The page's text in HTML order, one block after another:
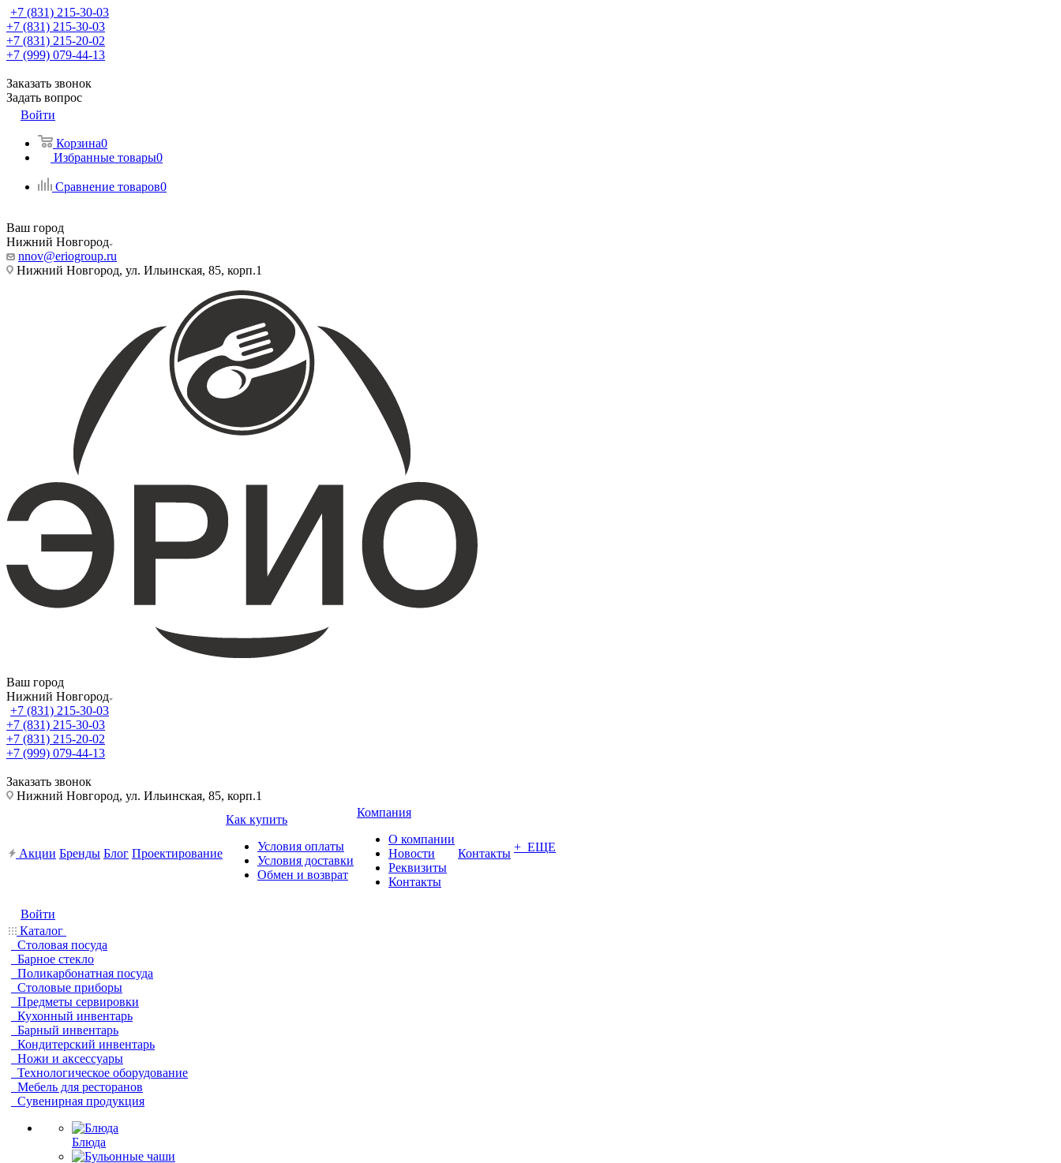
+7 (831) 215-30-03
+7 (831) 215-30-03
+7 (831) 215-20-02
+7 (999) 079-44-13
Заказать звонок
Задать вопрос
Войти
Корзина0
Избранные товары0
Сравнение товаров0
Ваш город
Нижний Новгород
nnov@eriogroup.ru
Нижний Новгород, ул. Ильинская, 85, корп.1
Ваш город
Нижний Новгород
+7 (831) 215-30-03
+7 (831) 215-30-03
+7 (831) 215-20-02
+7 (999) 079-44-13
Заказать звонок
Нижний Новгород, ул. Ильинская, 85, корп.1
Акции Бренды Блог Проектирование
Как купить
Условия оплаты
Условия доставки
Обмен и возврат
Компания
О компании
Новости
Реквизиты
Контакты
Контакты + ЕЩЕ
Войти
Каталог
Столовая посуда
Барное стекло
Поликарбонатная посуда
Столовые приборы
Предметы сервировки
Кухонный инвентарь
Барный инвентарь
Кондитерский инвентарь
Ножи и аксессуары
Технологическое оборудование
Мебель для ресторанов
Сувенирная продукция
Блюда